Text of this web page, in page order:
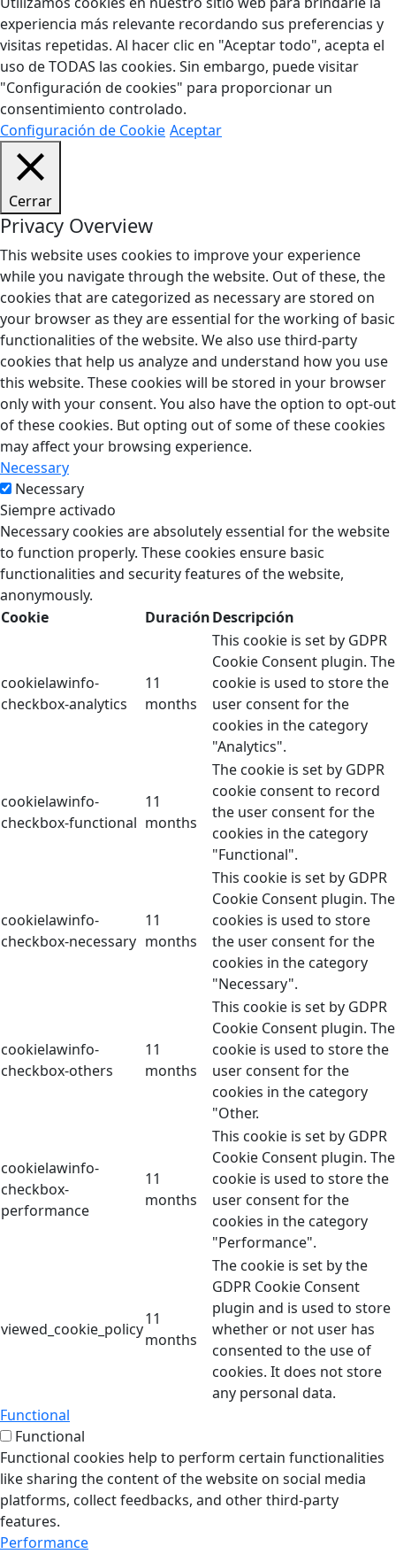
experiencia más relevante recordando sus preferencias y
visitas repetidas. Al hacer clic en "Aceptar todo", acepta el
uso de TODAS las cookies. Sin embargo, puede visitar
"Configuración de cookies" para proporcionar un
consentimiento controlado.
Configuración de Cookie Aceptar
Cerrar
Privacy Overview
This website uses cookies to improve your experience
while you navigate through the website. Out of these, the
cookies that are categorized as necessary are stored on
your browser as they are essential for the working of basic
functionalities of the website. We also use third-party
cookies that help us analyze and understand how you use
this website. These cookies will be stored in your browser
only with your consent. You also have the option to opt-out
of these cookies. But opting out of some of these cookies
may affect your browsing experience.
Necessary
Necessary
Siempre activado
Necessary cookies are absolutely essential for the website
to function properly. These cookies ensure basic
functionalities and security features of the website,
anonymously.
Cookie
DuraciónDescripción
cookielawinfo-
checkbox-analytics
11
months
This cookie is set by GDPR
Cookie Consent plugin. The
cookie is used to store the
user consent for the
cookies in the category
"Analytics".
cookielawinfo-
checkbox-functional
11
months
The cookie is set by GDPR
cookie consent to record
the user consent for the
cookies in the category
"Functional".
cookielawinfo-
checkbox-necessary
11
months
This cookie is set by GDPR
Cookie Consent plugin. The
cookies is used to store
the user consent for the
cookies in the category
"Necessary".
cookielawinfo-
checkbox-others
11
months
This cookie is set by GDPR
Cookie Consent plugin. The
cookie is used to store the
user consent for the
cookies in the category
"Other.
cookielawinfo-
checkbox-
performance
11
months
This cookie is set by GDPR
Cookie Consent plugin. The
cookie is used to store the
user consent for the
cookies in the category
"Performance".
viewed_cookie_policy
11
months
The cookie is set by the
GDPR Cookie Consent
plugin and is used to store
whether or not user has
consented to the use of
cookies. It does not store
any personal data.
Functional
Functional
Functional cookies help to perform certain functionalities
like sharing the content of the website on social media
platforms, collect feedbacks, and other third-party
features.
Performance